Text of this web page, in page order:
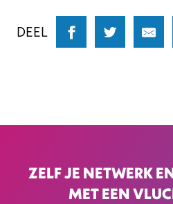
DEEL
ZELF JE NETWERK
MET EEN